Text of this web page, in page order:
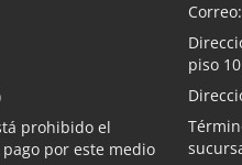
prohibido el
por este medio
Correo:
piso